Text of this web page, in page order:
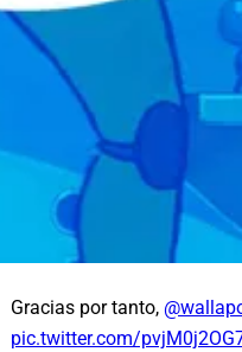
Gracias por tanto,
pic.twitter.com/